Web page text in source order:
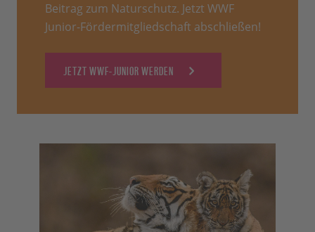
Beitrag zum Naturschutz. Jetzt WWF
Junior-Fördermitgliedschaft abschließen!
JETZT WWF-JUNIOR WERDEN